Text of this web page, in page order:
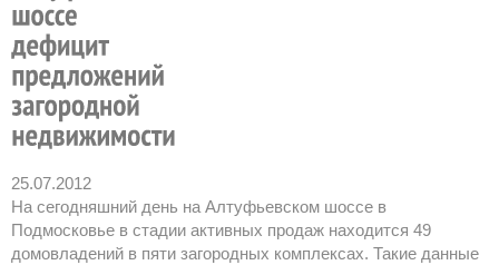
25.07.2012
На сегодняшний день на Алтуфьевском шоссе в
Подмосковье в стадии активных продаж находится 49
домовладений в пяти загородных комплексах. Такие данные